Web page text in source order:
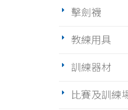
擊劍襪
教練用具
訓練器材
比賽及訓練